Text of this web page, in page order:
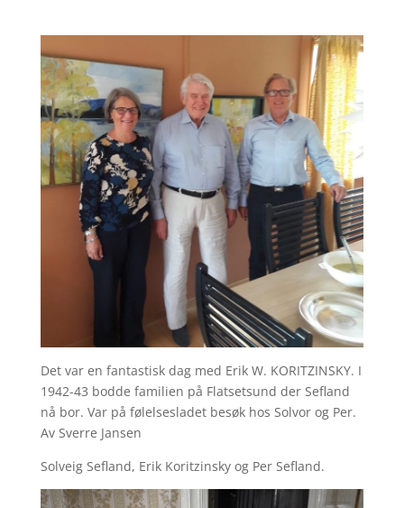
Det var en fantastisk dag med Erik W. KORITZINSKY. I
1942-43 bodde familien på Flatsetsund der Sefland
nå bor. Var på følelsesladet besøk hos Solvor og Per.
Av Sverre Jansen
Solveig Sefland, Erik Koritzinsky og Per Sefland.